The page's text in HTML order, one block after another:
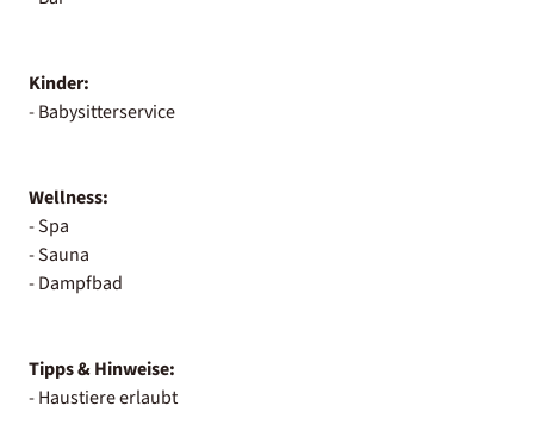
Kinder:
- Babysitterservice
Wellness:
- Spa
- Sauna
- Dampfbad
Tipps & Hinweise:
- Haustiere erlaubt